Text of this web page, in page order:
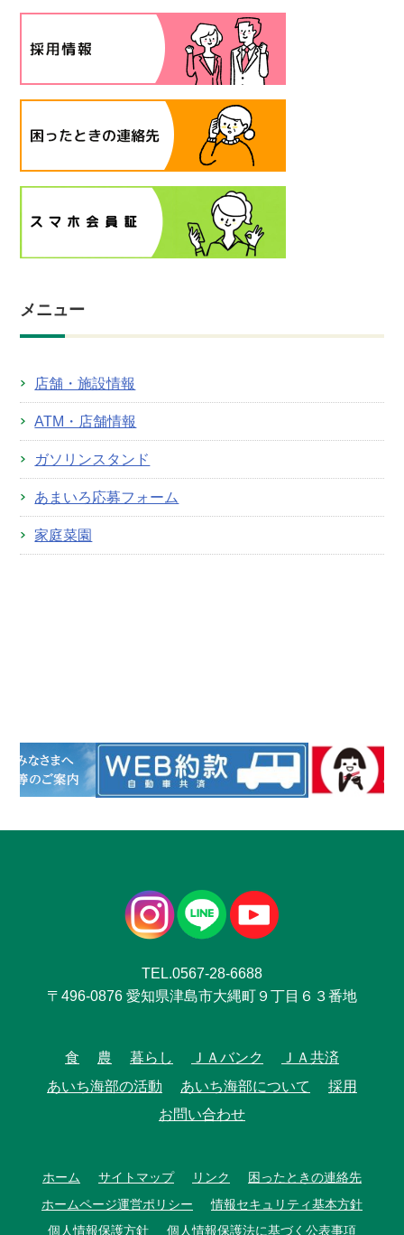
メニュー
店舗・施設情報
ATM・店舗情報
ガソリンスタンド
あまいろ応募フォーム
家庭菜園
TEL.0567-28-6688
〒496-0876 愛知県津島市大縄町９丁目６３番地
食 農 暮らし ＪＡバンク
ＪＡ共済
あいち海部の活動
あいち海部について
採用
お問い合わせ
ホーム サイトマップ リンク
困ったときの連絡先
ホームページ運営ポリシー
情報セキュリティ基本方針
個人情報保護方針
個人情報保護法に基づく公表事項